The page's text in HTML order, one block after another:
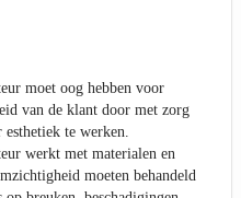
moet oog hebben voor
van de klant door met zorg
te werken.
werkt met materialen en
moeten behandeld